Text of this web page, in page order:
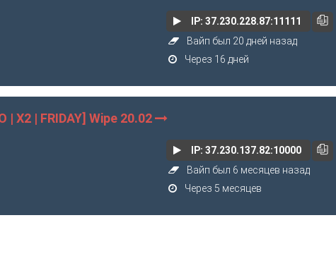
IP: 37.230.228.87:11111
Вайп был 20 дней назад
Через 16 дней
| X2 | FRIDAY] Wipe 20.02
IP: 37.230.137.82:10000
Вайп был 6 месяцев назад
Через 5 месяцев